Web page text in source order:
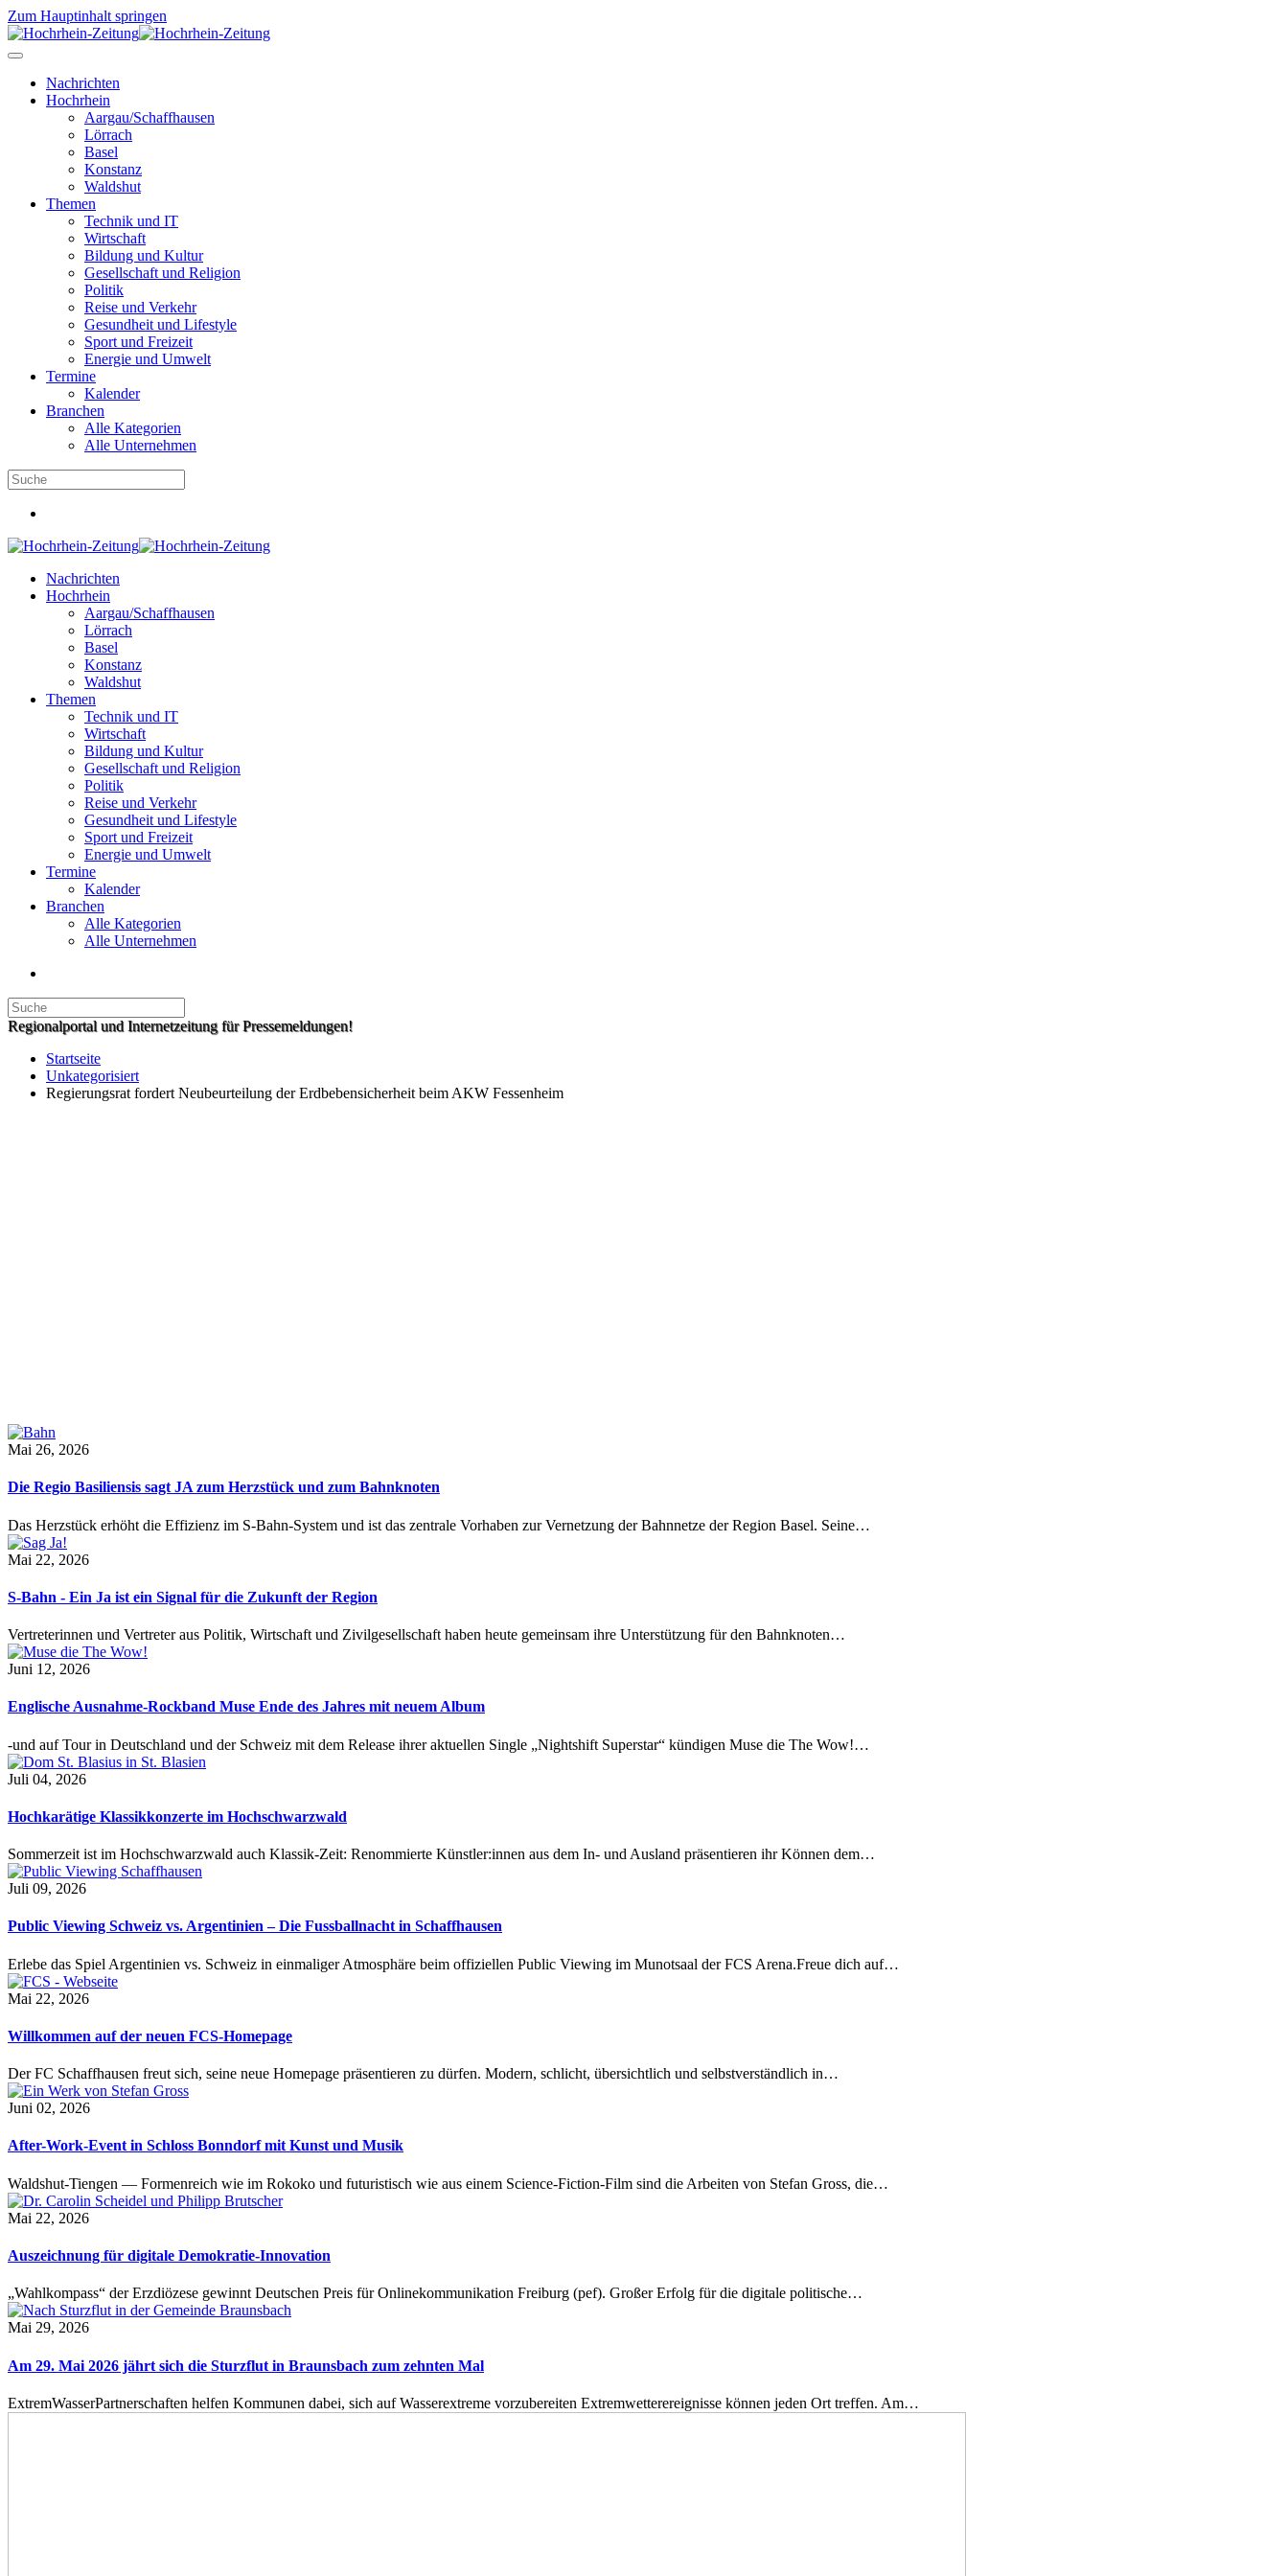
Zum Hauptinhalt springen
Nachrichten
Hochrhein
Aargau/Schaffhausen
Lörrach
Basel
Konstanz
Waldshut
Themen
Technik und IT
Wirtschaft
Bildung und Kultur
Gesellschaft und Religion
Politik
Reise und Verkehr
Gesundheit und Lifestyle
Sport und Freizeit
Energie und Umwelt
Termine
Kalender
Branchen
Alle Kategorien
Alle Unternehmen
Nachrichten
Hochrhein
Aargau/Schaffhausen
Lörrach
Basel
Konstanz
Waldshut
Themen
Technik und IT
Wirtschaft
Bildung und Kultur
Gesellschaft und Religion
Politik
Reise und Verkehr
Gesundheit und Lifestyle
Sport und Freizeit
Energie und Umwelt
Termine
Kalender
Branchen
Alle Kategorien
Alle Unternehmen
Regionalportal und Internetzeitung für Pressemeldungen!
Startseite
Unkategorisiert
Regierungsrat fordert Neubeurteilung der Erdbebensicherheit beim AKW Fessenheim
Mai 26, 2026
Die Regio Basiliensis sagt JA zum Herzstück und zum Bahnknoten
Das Herzstück erhöht die Effizienz im S-Bahn-System und ist das zentrale Vorhaben zur Vernetzung der Bahnnetze der Region Basel. Seine…
Mai 22, 2026
S-Bahn - Ein Ja ist ein Signal für die Zukunft der Region
Vertreterinnen und Vertreter aus Politik, Wirtschaft und Zivilgesellschaft haben heute gemeinsam ihre Unterstützung für den Bahnknoten…
Juni 12, 2026
Englische Ausnahme-Rockband Muse Ende des Jahres mit neuem Album
-und auf Tour in Deutschland und der Schweiz mit dem Release ihrer aktuellen Single „Nightshift Superstar“ kündigen Muse die The Wow!…
Juli 04, 2026
Hochkarätige Klassikkonzerte im Hochschwarzwald
Sommerzeit ist im Hochschwarzwald auch Klassik-Zeit: Renommierte Künstler:innen aus dem In- und Ausland präsentieren ihr Können dem…
Juli 09, 2026
Public Viewing Schweiz vs. Argentinien – Die Fussballnacht in Schaffhausen
Erlebe das Spiel Argentinien vs. Schweiz in einmaliger Atmosphäre beim offiziellen Public Viewing im Munotsaal der FCS Arena.Freue dich auf…
Mai 22, 2026
Willkommen auf der neuen FCS-Homepage
Der FC Schaffhausen freut sich, seine neue Homepage präsentieren zu dürfen. Modern, schlicht, übersichtlich und selbstverständlich in…
Juni 02, 2026
After-Work-Event in Schloss Bonndorf mit Kunst und Musik
Waldshut-Tiengen — Formenreich wie im Rokoko und futuristisch wie aus einem Science-Fiction-Film sind die Arbeiten von Stefan Gross, die…
Mai 22, 2026
Auszeichnung für digitale Demokratie-Innovation
„Wahlkompass“ der Erzdiözese gewinnt Deutschen Preis für Onlinekommunikation Freiburg (pef). Großer Erfolg für die digitale politische…
Mai 29, 2026
Am 29. Mai 2026 jährt sich die Sturzflut in Braunsbach zum zehnten Mal
ExtremWasserPartnerschaften helfen Kommunen dabei, sich auf Wasserextreme vorzubereiten Extremwetterereignisse können jeden Ort treffen. Am…